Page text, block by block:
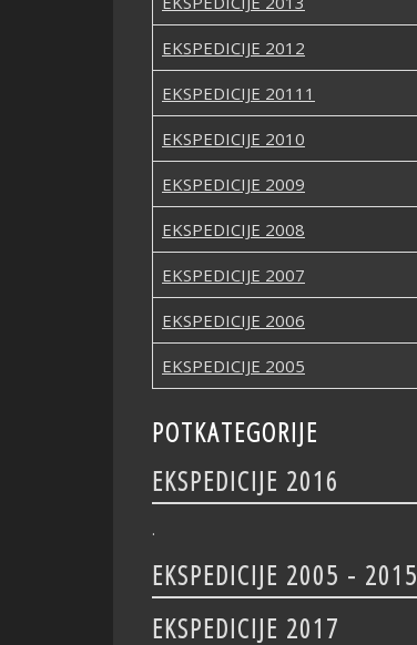
EKSPEDICIJE 2012
EKSPEDICIJE 20111
EKSPEDICIJE 2010
EKSPEDICIJE 2009
EKSPEDICIJE 2008
EKSPEDICIJE 2007
EKSPEDICIJE 2006
EKSPEDICIJE 2005
POTKATEGORIJE
EKSPEDICIJE 2016
.
EKSPEDICIJE 2005 - 2015
EKSPEDICIJE 2015
EKSPEDICIJE 2017